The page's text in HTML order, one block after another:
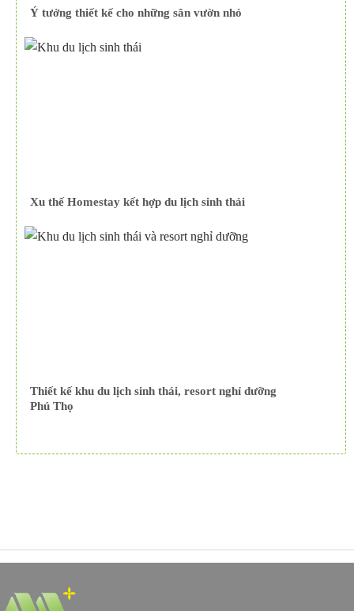
Ý tưởng thiết kế cho những sân vườn nhỏ
Xu thế Homestay kết hợp du lịch sinh thái
Thiết kế khu du lịch sinh thái, resort nghỉ dưỡng
Phú Thọ